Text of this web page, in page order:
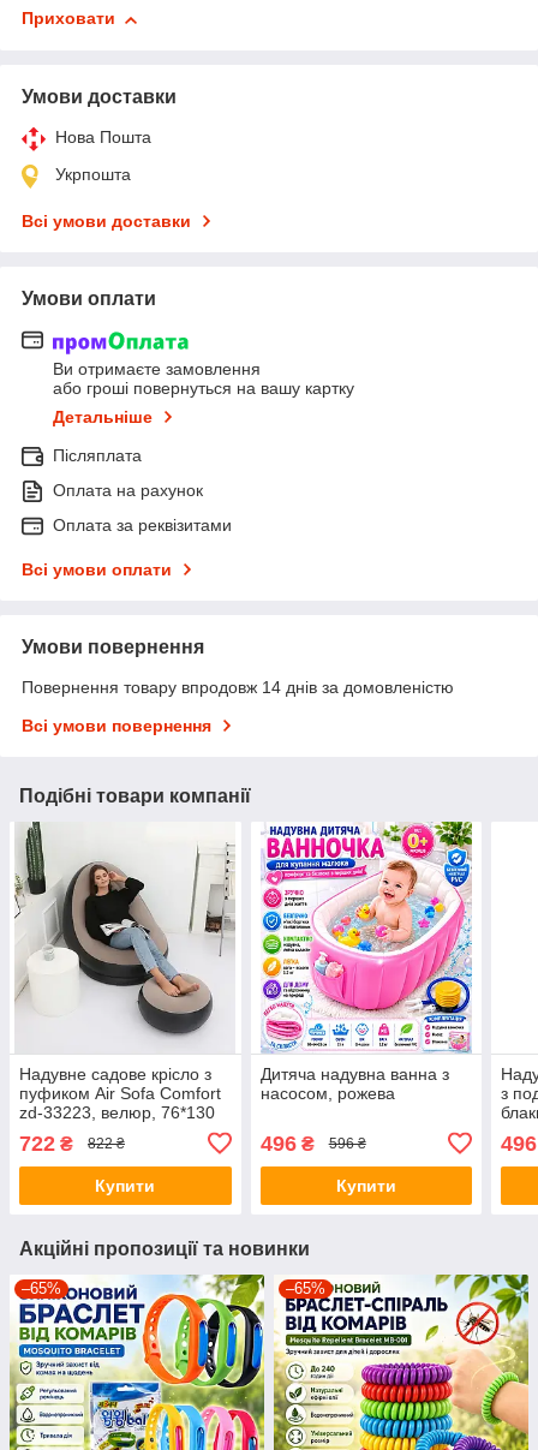
Приховати
Умови доставки
Нова Пошта
Укрпошта
Всі умови доставки
Умови оплати
Ви отримаєте замовлення
або гроші повернуться на вашу картку
Детальніше
Післяплата
Оплата на рахунок
Оплата за реквізитами
Всі умови оплати
Умови повернення
Повернення товару впродовж 14 днів за домовленістю
Всі умови повернення
Подібні товари компанії
Надувне садове крісло з
пуфиком Air Sofa Comfort
zd-33223, велюр, 76*130
722 ₴ 822 ₴
Купити
Дитяча надувна ванна з
насосом, рожева
496₴ 596 ₴
Купити
з
496
Акційні пропозиції та новинки
–65% –65%